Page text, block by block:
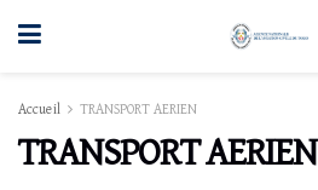
Accueil TRANSPORT AERIEN
TRANSPORT AERIEN